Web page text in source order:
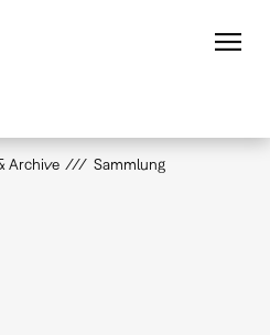
Archive
Sammlung